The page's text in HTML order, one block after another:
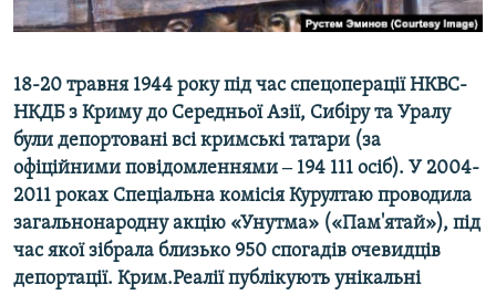
ІНФОГРАФІКА
ДОЛУЧАЙСЯ!
Усі сайти RFE/RL
18-20 травня 1944 року під час спецоперації НКВС-
НКДБ з Криму до Середньої Азії, Сибіру та Уралу
були депортовані всі кримські татари (за
офіційними повідомленнями ‒ 194 111 осіб). У 2004-
2011 роках Спеціальна комісія Курултаю проводила
загальнонародну акцію «Унутма» («Пам'ятай»), під
час якої зібрала близько 950 спогадів очевидців
депортації. Крим.Реалії публікують унікальні